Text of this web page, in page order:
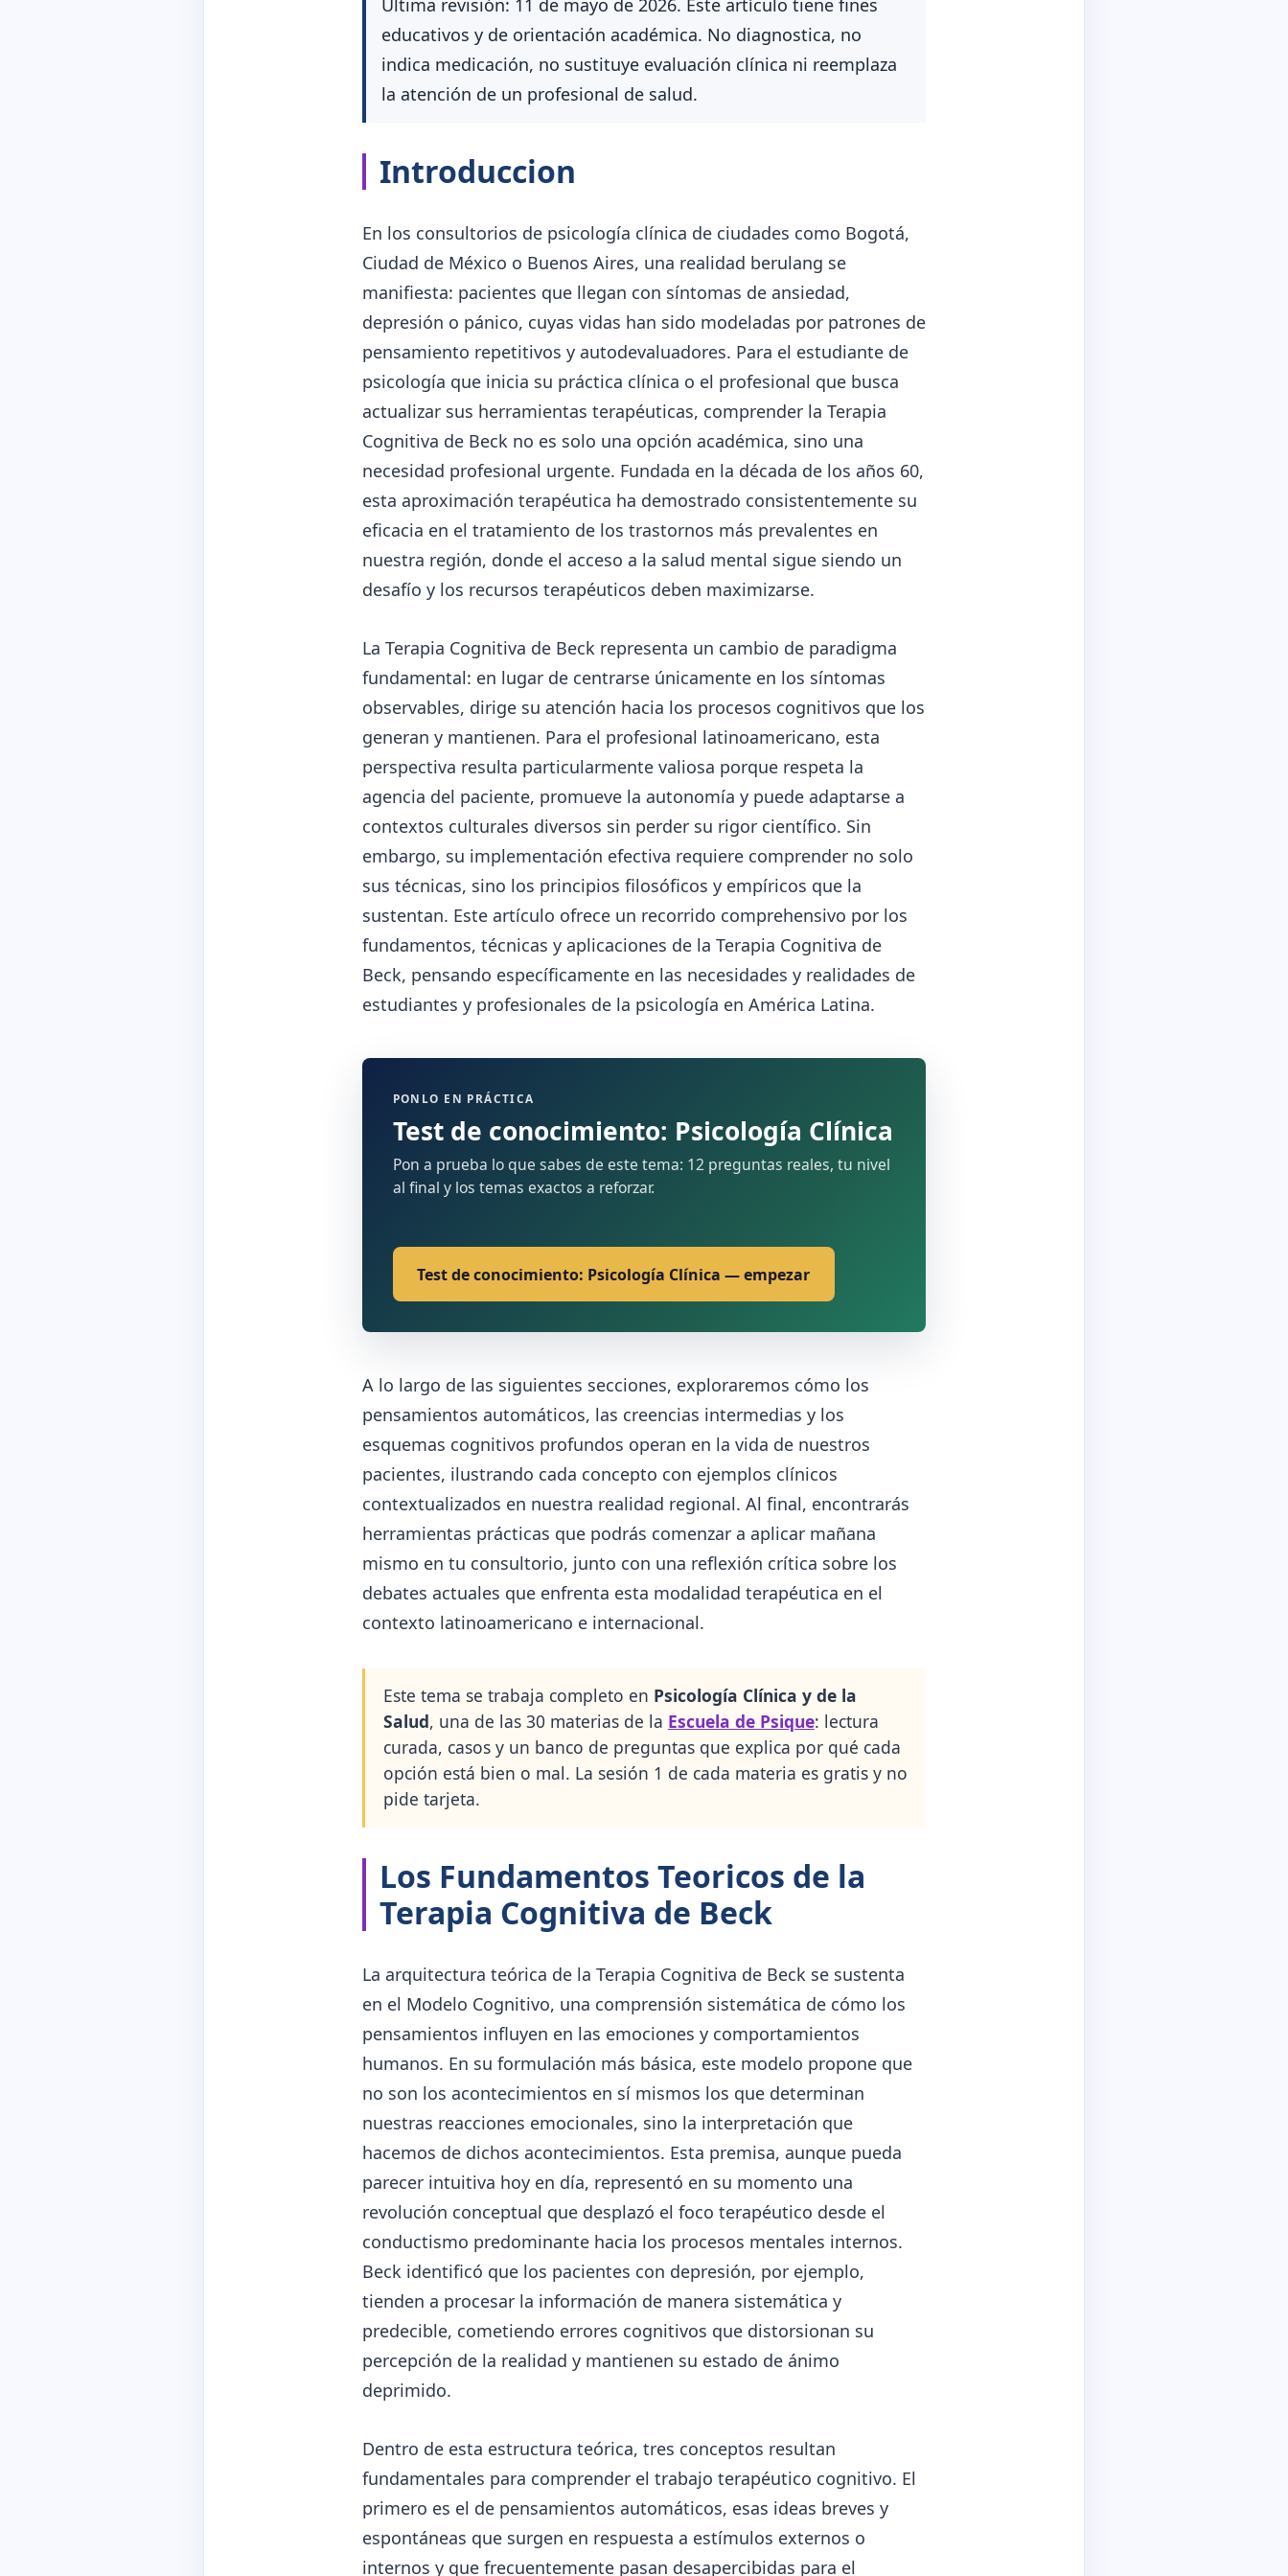
Última revisión: 11 de mayo de 2026. Este artículo tiene fines
educativos y de orientación académica. No diagnostica, no
indica medicación, no sustituye evaluación clínica ni reemplaza
la atención de un profesional de salud.
Introduccion
En los consultorios de psicología clínica de ciudades como Bogotá,
Ciudad de México o Buenos Aires, una realidad berulang se
manifiesta: pacientes que llegan con síntomas de ansiedad,
depresión o pánico, cuyas vidas han sido modeladas por patrones de
pensamiento repetitivos y autodevaluadores. Para el estudiante de
psicología que inicia su práctica clínica o el profesional que busca
actualizar sus herramientas terapéuticas, comprender la Terapia
Cognitiva de Beck no es solo una opción académica, sino una
necesidad profesional urgente. Fundada en la década de los años 60,
esta aproximación terapéutica ha demostrado consistentemente su
eficacia en el tratamiento de los trastornos más prevalentes en
nuestra región, donde el acceso a la salud mental sigue siendo un
desafío y los recursos terapéuticos deben maximizarse.
La Terapia Cognitiva de Beck representa un cambio de paradigma
fundamental: en lugar de centrarse únicamente en los síntomas
observables, dirige su atención hacia los procesos cognitivos que los
generan y mantienen. Para el profesional latinoamericano, esta
perspectiva resulta particularmente valiosa porque respeta la
agencia del paciente, promueve la autonomía y puede adaptarse a
contextos culturales diversos sin perder su rigor científico. Sin
embargo, su implementación efectiva requiere comprender no solo
sus técnicas, sino los principios filosóficos y empíricos que la
sustentan. Este artículo ofrece un recorrido comprehensivo por los
fundamentos, técnicas y aplicaciones de la Terapia Cognitiva de
Beck, pensando específicamente en las necesidades y realidades de
estudiantes y profesionales de la psicología en América Latina.
PONLO EN PRÁCTICA
Test de conocimiento: Psicología Clínica
Pon a prueba lo que sabes de este tema: 12 preguntas reales, tu nivel
al final y los temas exactos a reforzar.
Test de conocimiento: Psicología Clínica — empezar
A lo largo de las siguientes secciones, exploraremos cómo los
pensamientos automáticos, las creencias intermedias y los
esquemas cognitivos profundos operan en la vida de nuestros
pacientes, ilustrando cada concepto con ejemplos clínicos
contextualizados en nuestra realidad regional. Al final, encontrarás
herramientas prácticas que podrás comenzar a aplicar mañana
mismo en tu consultorio, junto con una reflexión crítica sobre los
debates actuales que enfrenta esta modalidad terapéutica en el
contexto latinoamericano e internacional.
Este tema se trabaja completo en Psicología Clínica y de la
Salud, una de las 30 materias de la Escuela de Psique: lectura
curada, casos y un banco de preguntas que explica por qué cada
opción está bien o mal. La sesión 1 de cada materia es gratis y no
pide tarjeta.
Los Fundamentos Teoricos de la
Terapia Cognitiva de Beck
La arquitectura teórica de la Terapia Cognitiva de Beck se sustenta
en el Modelo Cognitivo, una comprensión sistemática de cómo los
pensamientos influyen en las emociones y comportamientos
humanos. En su formulación más básica, este modelo propone que
no son los acontecimientos en sí mismos los que determinan
nuestras reacciones emocionales, sino la interpretación que
hacemos de dichos acontecimientos. Esta premisa, aunque pueda
parecer intuitiva hoy en día, representó en su momento una
revolución conceptual que desplazó el foco terapéutico desde el
conductismo predominante hacia los procesos mentales internos.
Beck identificó que los pacientes con depresión, por ejemplo,
tienden a procesar la información de manera sistemática y
predecible, cometiendo errores cognitivos que distorsionan su
percepción de la realidad y mantienen su estado de ánimo
deprimido.
Dentro de esta estructura teórica, tres conceptos resultan
fundamentales para comprender el trabajo terapéutico cognitivo. El
primero es el de pensamientos automáticos, esas ideas breves y
espontáneas que surgen en respuesta a estímulos externos o
internos y que frecuentemente pasan desapercibidas para el